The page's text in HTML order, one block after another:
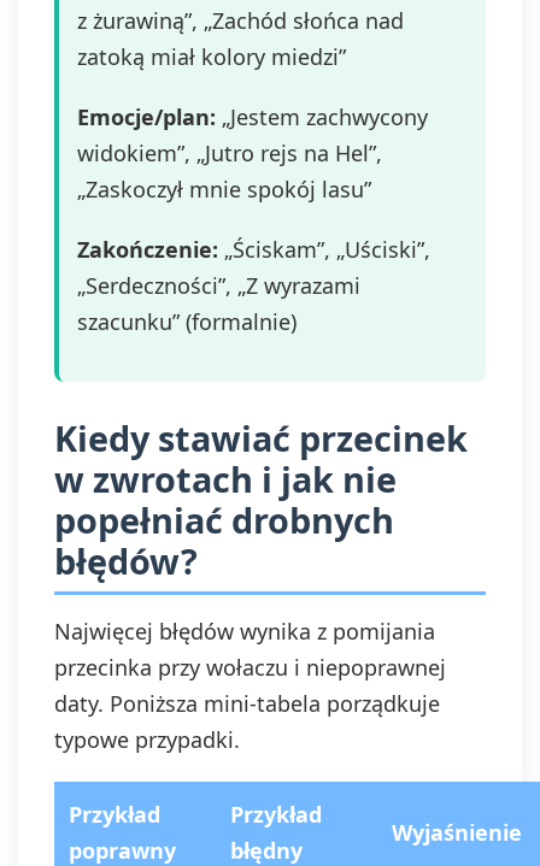
z żurawiną”, „Zachód słońca nad
zatoką miał kolory miedzi”
Emocje/plan: „Jestem zachwycony
widokiem”, „Jutro rejs na Hel”,
„Zaskoczył mnie spokój lasu”
Zakończenie: „Ściskam”, „Uściski”,
„Serdeczności”, „Z wyrazami
szacunku” (formalnie)
Kiedy stawiać przecinek
w zwrotach i jak nie
popełniać drobnych
błędów?
Najwięcej błędów wynika z pomijania
przecinka przy wołaczu i niepoprawnej
daty. Poniższa mini-tabela porządkuje
typowe przypadki.
Przykład
poprawny
Przykład
błędny
Wyjaśnienie